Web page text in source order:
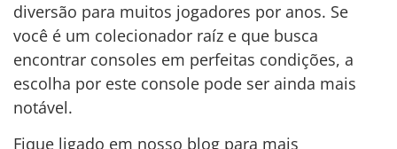
diversão para muitos jogadores por anos. Se
você é um colecionador raíz e que busca
encontrar consoles em perfeitas condições, a
escolha por este console pode ser ainda mais
notável.
Fique ligado em nosso blog para mais